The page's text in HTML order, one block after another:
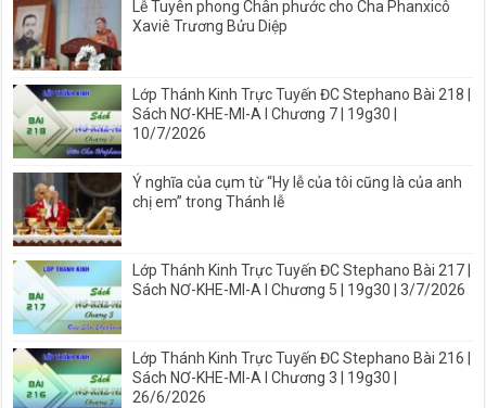
Lễ Tuyên phong Chân phước cho Cha Phanxicô
Xaviê Trương Bửu Diệp
Lớp Thánh Kinh Trực Tuyến ĐC Stephano Bài 218 |
Sách NƠ-KHE-MI-A I Chương 7 | 19g30 |
10/7/2026
Ý nghĩa của cụm từ “Hy lễ của tôi cũng là của anh
chị em” trong Thánh lễ
Lớp Thánh Kinh Trực Tuyến ĐC Stephano Bài 217 |
Sách NƠ-KHE-MI-A I Chương 5 | 19g30 | 3/7/2026
Lớp Thánh Kinh Trực Tuyến ĐC Stephano Bài 216 |
Sách NƠ-KHE-MI-A I Chương 3 | 19g30 |
26/6/2026